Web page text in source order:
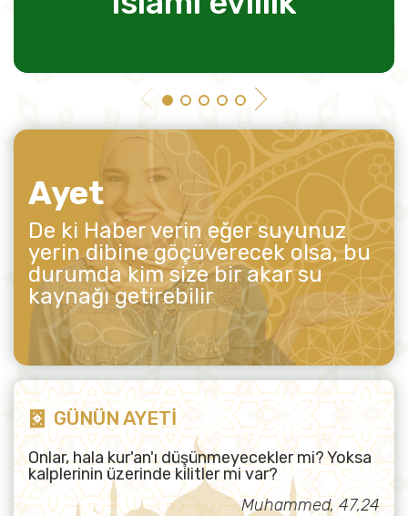
Ayet
De ki Haber verin eğer suyunuz
yerin dibine göçüverecek olsa, bu
durumda kim size bir akar su
kaynağı getirebilir
GÜNÜN AYETİ
Onlar, hala kur'an'ı düşünmeyecekler mi? Yoksa
kalplerinin üzerinde kilitler mi var?
Muhammed, 47,24